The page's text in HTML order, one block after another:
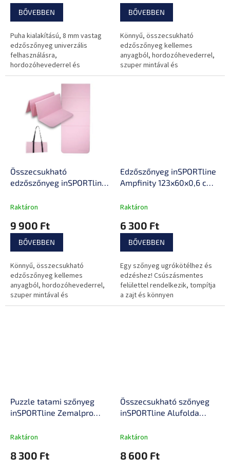
hordozóheveder
BŐVEBBEN
Puha kialakítású, 8 mm vastag
edzőszőnyeg univerzális
felhasználásra,
hordozóhevederrel és
csúszásgátló bevonattal.
felület
BŐVEBBEN
Könnyű, összecsukható
edzőszőnyeg kellemes
anyagból, hordozóhevederrel,
szuper mintával és
csúszásgátló bevonattal.
Összecsukható
edzőszőnyeg inSPORTline
hordozóheveder, puha
karbantartás, izzadság- és
vízálló, csúszásgátló
felület
Raktáron
9 900 Ft
BŐVEBBEN
Könnyű, összecsukható
edzőszőnyeg kellemes
anyagból, hordozóhevederrel,
szuper mintával és
csúszásgátló bevonattal.
Edzőszőnyeg inSPORTline
Ampfinity 123x60x0,6 cm,
könnyen mosható,
ízületeket
Raktáron
6 300 Ft
BŐVEBBEN
Egy szőnyeg ugrókötélhez és
edzéshez! Csúszásmentes
felülettel rendelkezik, tompítja
a zajt és könnyen
karbantartható.
Puzzle tatami szőnyeg
inSPORTline Zemalpro
anyag, csökkenti a zajt,
Raktáron
8 300 Ft
Összecsukható szőnyeg
inSPORTline Alufolda
a hideg ellen, ultrakönnyű
könnyen mosható felület
Raktáron
8 600 Ft